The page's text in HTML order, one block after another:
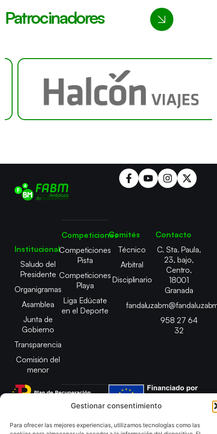
Gestionar consentimiento
Para ofrecer las mejores experiencias, utilizamos tecnologías como las
Patrocinadores
Institucional
Saludo del
Presidente
Organigramas
Asamblea
Junta de
Gobierno
Transparencia
Comisión del
menor
Competiciones
Competiciones
Pista
Competiciones
Playa
Liga Edúcate
en el Deporte
Comités
Técnico
Arbitral
Disciplinario
Contacto
C. Sta. Paula,
23, bajo,
Centro,
18001
Granada
958 27 64
32
Copyright © 2025 Federación Andaluza de Balonmano |